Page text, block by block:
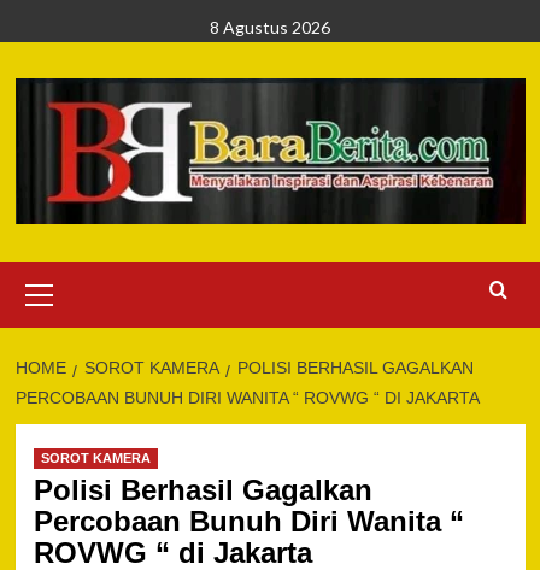
to
content
8 Agustus 2026
Menu
HOME SOROT KAMERA
POLISI BERHASIL GAGALKAN
PERCOBAAN BUNUH DIRI WANITA “ ROVWG “ DI JAKARTA
SOROT KAMERA
Polisi Berhasil Gagalkan
Percobaan Bunuh Diri Wanita “
ROVWG “ di Jakarta